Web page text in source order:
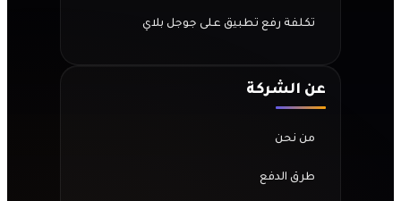
تكلفة رفع تطبيق على جوجل بلاي
عن الشركة
من نحن
طرق الدفع